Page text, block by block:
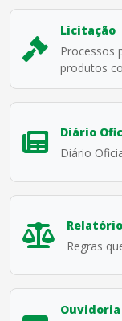
Licitação
Processos
produtos
Diário
Diário
Regras
Ouvidoria